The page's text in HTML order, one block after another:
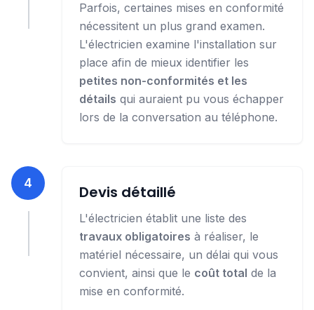
Parfois, certaines mises en conformité
nécessitent un plus grand examen.
L'électricien examine l'installation sur
place afin de mieux identifier les
petites non-conformités et les
détails qui auraient pu vous échapper
lors de la conversation au téléphone.
4 Devis détaillé
L'électricien établit une liste des
travaux obligatoires à réaliser, le
matériel nécessaire, un délai qui vous
convient, ainsi que le coût total de la
mise en conformité.